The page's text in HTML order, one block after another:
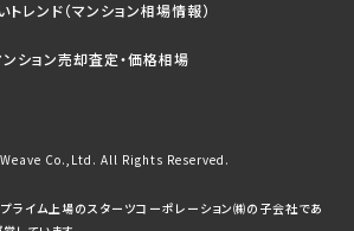
トレンド（マンション相場情報）
ンション売却査定・価格相場
Co.,Ltd. All Rights Reserved.
プライム上場のスターツコーポレーション㈱の子会社であ